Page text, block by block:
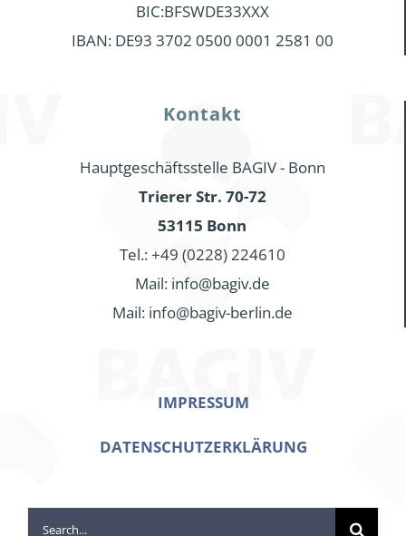
BIC:BFSWDE33XXX
IBAN: DE93 3702 0500 0001 2581 00
Kontakt
Hauptgeschäftsstelle BAGIV - Bonn
Trierer Str. 70-72
53115 Bonn
Tel.: +49 (0228) 224610
Mail: info@bagiv.de
Mail: info@bagiv-berlin.de
IMPRESSUM
DATENSCHUTZERKLÄRUNG
Search